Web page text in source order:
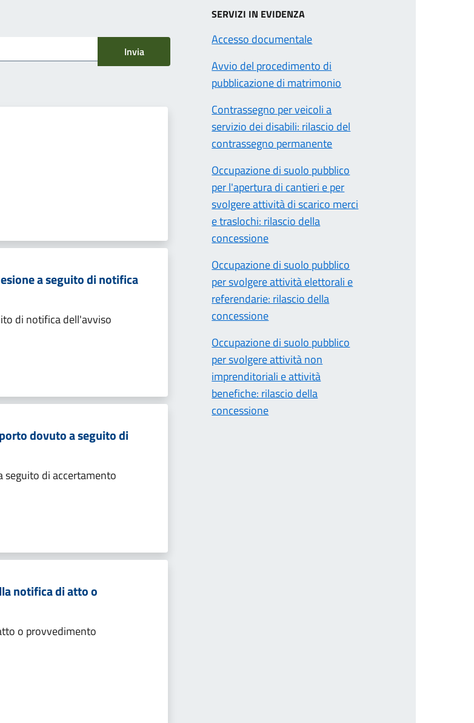
Invia
a seguito di notifica
di notifica dell'avviso
dovuto a seguito di
di accertamento
notifica di atto o
o provvedimento
SERVIZI IN EVIDENZA
Accesso documentale
Avvio del procedimento di
pubblicazione di matrimonio
Contrassegno per veicoli a
servizio dei disabili: rilascio del
contrassegno permanente
Occupazione di suolo pubblico
per l'apertura di cantieri e per
svolgere attività di scarico merci
e traslochi: rilascio della
concessione
Occupazione di suolo pubblico
per svolgere attività elettorali e
referendarie: rilascio della
concessione
Occupazione di suolo pubblico
per svolgere attività non
imprenditoriali e attività
benefiche: rilascio della
concessione